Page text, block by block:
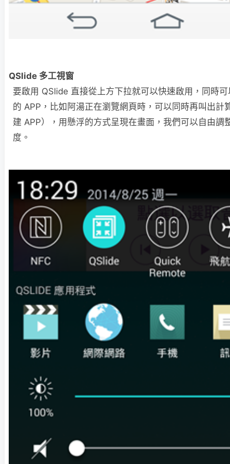
QSlide 多工視窗
要啟用 QSlide 直接從上方下拉就可以快速啟用，同時
的 APP，比如阿湯正在瀏覽網頁時，可以同時再叫出計
建 APP），用懸浮的方式呈現在畫面，我們可以自由調
度。